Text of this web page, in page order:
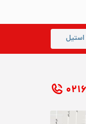
استیل